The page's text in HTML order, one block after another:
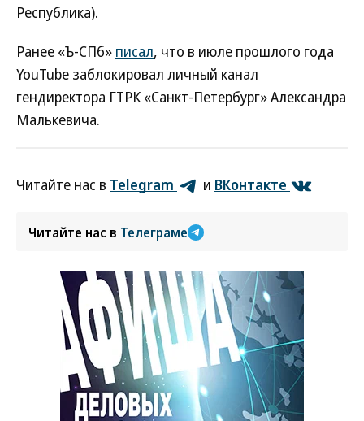
Республика).
Ранее «Ъ-СПб» писал, что в июле прошлого года
YouTube заблокировал личный канал
гендиректора ГТРК «Санкт-Петербург» Александра
Малькевича.
Читайте нас в Telegram и ВКонтакте
Читайте нас в Телеграме